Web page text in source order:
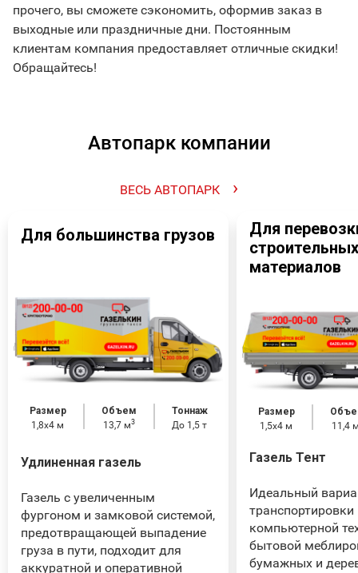
прочего, вы сможете сэкономить, оформив заказ в
выходные или праздничные дни. Постоянным
клиентам компания предоставляет отличные скидки!
Обращайтесь!
Автопарк компании
ВЕСЬ АВТОПАРК ›
Для большинства грузов
Размер
1,8х4 м
Объем
13,7 м3
Тоннаж
До 1,5 т
Удлиненная газель
Газель с увеличенным
фургоном и замковой системой,
предотвращающей выпадение
груза в пути, подходит для
аккуратной и оперативной
Для
строительных
материалов
Размер
1,5x4 м
11,4
Газель Тент
Идеальный
транспортировки
компьютерной
бытовой
бумажных и